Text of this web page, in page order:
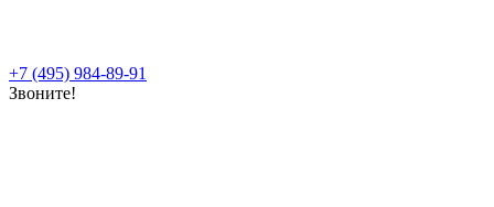
+7 (495) 984-89-91
Звоните!